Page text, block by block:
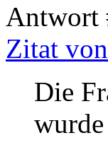
Antwort
Zitat
Die